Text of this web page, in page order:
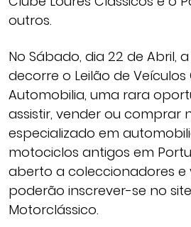
outros.
No Sábado, dia 22 de Abril,
decorre o Leilão de Veículos
Automobilia, uma rara
assistir, vender ou comprar
especializado em
motociclos antigos em
aberto a coleccionadores e
poderão inscrever-se no
Motorclássico.